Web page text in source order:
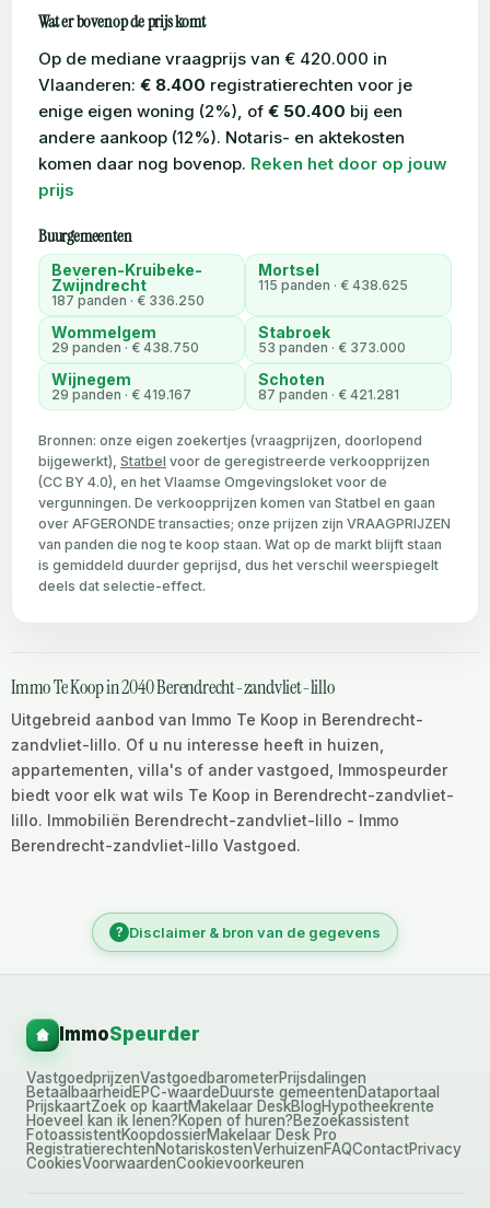
Wat er bovenop de prijs komt
Op de mediane vraagprijs van € 420.000 in
Vlaanderen: € 8.400 registratierechten voor je
enige eigen woning (2%), of € 50.400 bij een
andere aankoop (12%). Notaris- en aktekosten
komen daar nog bovenop. Reken het door op jouw
prijs
Buurgemeenten
Beveren-Kruibeke-
Zwijndrecht
187 panden · € 336.250
Mortsel
115 panden · € 438.625
Wommelgem
29 panden · € 438.750
Stabroek
53 panden · € 373.000
Wijnegem
29 panden · € 419.167
Schoten
87 panden · € 421.281
Bronnen: onze eigen zoekertjes (vraagprijzen, doorlopend
bijgewerkt), Statbel voor de geregistreerde verkoopprijzen
(CC BY 4.0), en het Vlaamse Omgevingsloket voor de
vergunningen. De verkoopprijzen komen van Statbel en gaan
over AFGERONDE transacties; onze prijzen zijn VRAAGPRIJZEN
van panden die nog te koop staan. Wat op de markt blijft staan
is gemiddeld duurder geprijsd, dus het verschil weerspiegelt
deels dat selectie-effect.
Immo Te Koop in 2040 Berendrecht-zandvliet-lillo
Uitgebreid aanbod van Immo Te Koop in Berendrecht-
zandvliet-lillo. Of u nu interesse heeft in huizen,
appartementen, villa's of ander vastgoed, Immospeurder
biedt voor elk wat wils Te Koop in Berendrecht-zandvliet-
lillo. Immobiliën Berendrecht-zandvliet-lillo - Immo
Berendrecht-zandvliet-lillo Vastgoed.
? Disclaimer & bron van de gegevens
ImmoSpeurder
VastgoedprijzenVastgoedbarometerPrijsdalingen
Betaalbaarheid EPC-waardeDuurste gemeentenDataportaal
PrijskaartZoek op kaartMakelaar DeskBlogHypotheekrente
Hoeveel kan ik lenen?Kopen of huren?Bezoekassistent
FotoassistentKoopdossierMakelaar Desk Pro
RegistratierechtenNotariskostenVerhuizenFAQContactPrivacy
CookiesVoorwaardenCookievoorkeuren